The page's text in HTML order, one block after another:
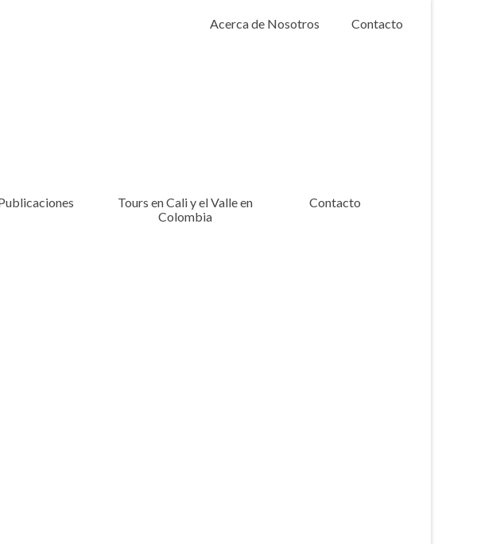
Acerca de Nosotros Contacto
Tours en Cali y el Valle en
Colombia
Contacto